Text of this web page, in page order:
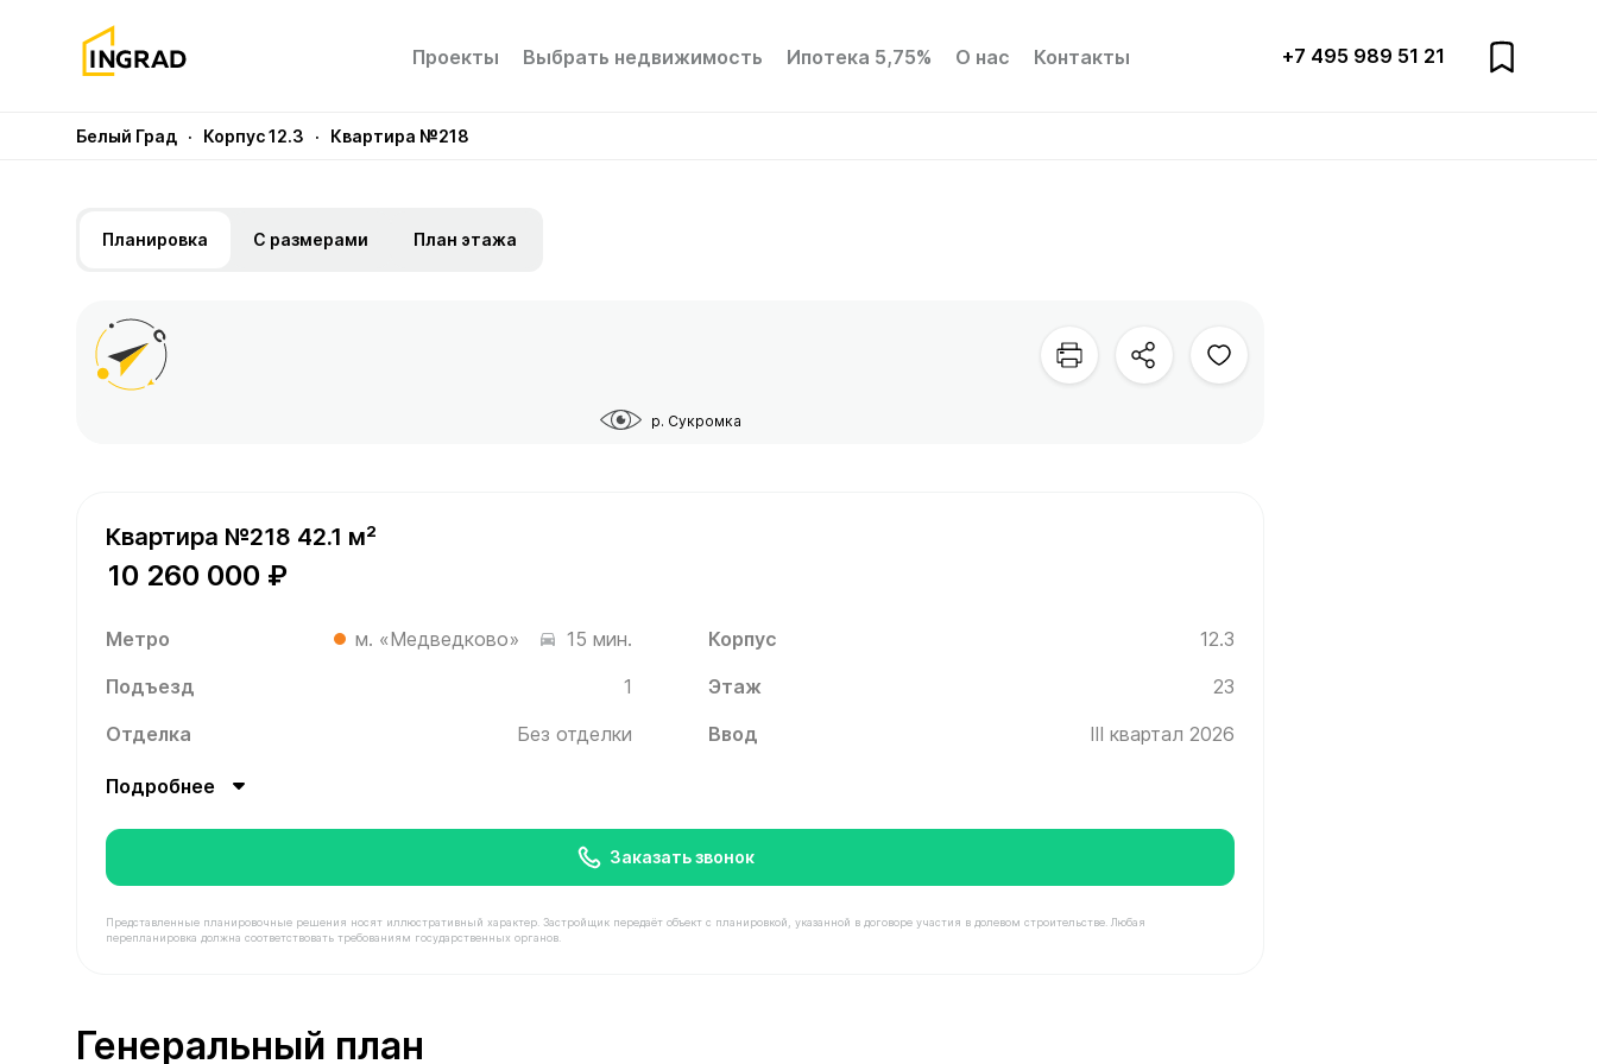
Проекты Выбрать недвижимость Ипотека 5,75% О нас Контакты +7 495 989 51 21
Белый Град · Корпус 12.3 · Квартира №218
Планировка С размерами План этажа
р. Сукромка
Квартира №218 42.1 м²
10 260 000 ₽
Метро м. «Медведково» 15 мин. Корпус 12.3
Подъезд 1 Этаж
23
Отделка
Без отделки Ввод III квартал 2026
Подробнее
Заказать звонок
Представленные планировочные решения носят иллюстративный характер. Застройщик передаёт объект с планировкой, указанной в договоре участия в долевом строительстве. Любая
перепланировка должна соответствовать требованиям государственных органов.
Генеральный план